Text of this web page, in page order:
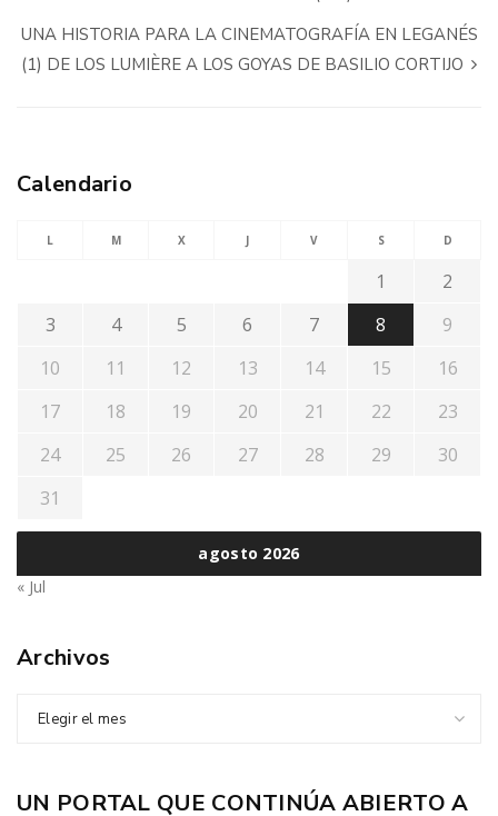
UNA HISTORIA PARA LA CINEMATOGRAFÍA EN LEGANÉS
(1) DE LOS LUMIÈRE A LOS GOYAS DE BASILIO CORTIJO
Calendario
agosto 2026
L M X J V S D
1
2
3
4 5 6 7 8
9
10
11 12 13 14 15
16
17
18 19 20 21 22
23
24
25 26 27 28 29
30
31
« Jul
Archivos
Elegir el mes
UN PORTAL QUE CONTINÚA ABIERTO A